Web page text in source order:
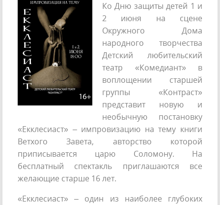
Ко Дню защиты детей 1 и
2 июня на сцене
Окружного Дома
народного творчества
Детский любительский
театр «Комедиант» в
воплощении старшей
группы «Контраст»
представит новую и
необычную постановку
«Екклесиаст» – импровизацию на тему книги
Ветхого Завета, авторство которой
приписывается царю Соломону. На
бесплатный спектакль приглашаются все
желающие старше 16 лет.
«Екклесиаст» – один из наиболее глубоких